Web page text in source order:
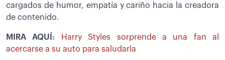
cargados de humor, empatía y cariño hacia la creadora
de contenido.
MIRA AQUÍ:
Harry Styles sorprende a una fan al
acercarse a su auto para saludarla